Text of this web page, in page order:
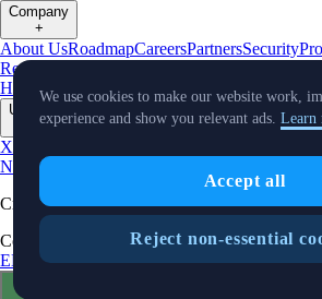
Company
+
About UsRoadmapCareersPartnersSecurity
Reserves
Hub
Climate Capital Verify Conflict of Interest
Updates
X
NewsEvents
Cryptocurrency in Every Wallet™
Copyright © 2018 - 2026 Crypto.com. All
EEA Terms and ConditionsPrivacy Notice
We use cookies to make our website work,
experience and show you relevant ads. Learn
Accept all
Reject non-essential